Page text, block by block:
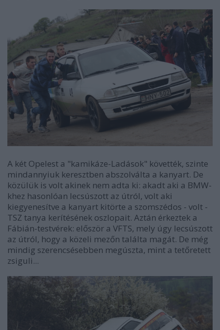
A két Opelest a "kamikáze-Ladások" követték, szinte
mindannyiuk keresztben abszolválta a kanyart. De
közülük is volt akinek nem adta ki: akadt aki a BMW-
khez hasonlóan lecsúszott az útról, volt aki
kiegyenesítve a kanyart kitörte a szomszédos - volt -
TSZ tanya kerítésének oszlopait. Aztán érkeztek a
Fábián-testvérek: először a VFTS, mely úgy lecsúszott
az útról, hogy a közeli mezőn találta magát. De még
mindig szerencsésebben megúszta, mint a tetőretett
zsiguli...